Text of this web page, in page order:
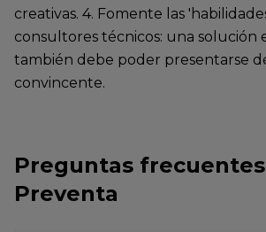
creativas. 4. Fomente las
consultores técnicos: una solución
también debe poder presentarse
convincente.
Preguntas
Preventa